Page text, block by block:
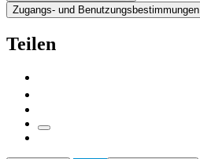
Zugangs- und Benutzungsbestimmungen
Teilen